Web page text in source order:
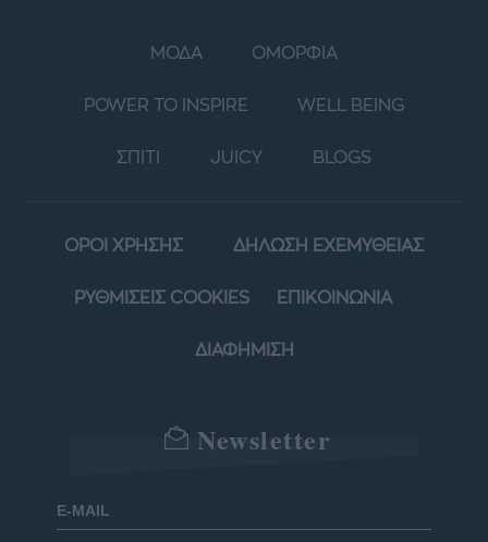
ΜΟΔΑ ΟΜΟΡΦΙΑ
POWER TO INSPIRE WELL BEING
ΣΠΙΤΙ JUICY BLOGS
ΟΡΟΙ ΧΡΗΣΗΣ ΔΗΛΩΣΗ ΕΧΕΜΥΘΕΙΑΣ
ΡΥΘΜΙΣΕΙΣ COOKIES ΕΠΙΚΟΙΝΩΝΙΑ
ΔΙΑΦΗΜΙΣΗ
Newsletter